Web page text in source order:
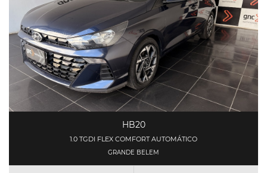
HB20
1.0 TGDI FLEX COMFORT AUTOMÁTICO
GRANDE BELEM